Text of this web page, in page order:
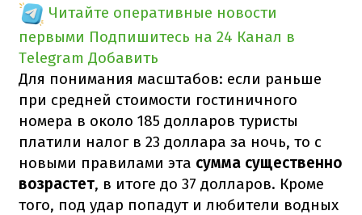
Читайте оперативные новости
первыми Подпишитесь на 24 Канал в
Telegram Добавить
Для понимания масштабов: если раньше
при средней стоимости гостиничного
номера в около 185 долларов туристы
платили налог в 23 доллара за ночь, то с
новыми правилами эта сумма существенно
возрастет, в итоге до 37 долларов. Кроме
того, под удар попадут и любители водных